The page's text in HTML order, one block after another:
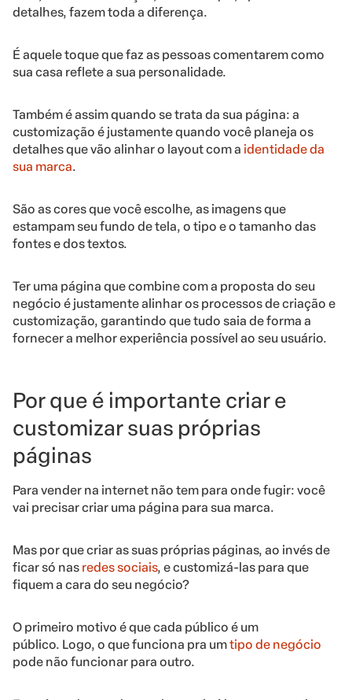
detalhes, fazem toda a diferença.
É aquele toque que faz as pessoas comentarem como
sua casa reflete a sua personalidade.
Também é assim quando se trata da sua página: a
customização é justamente quando você planeja os
detalhes que vão alinhar o layout com a identidade da
sua marca.
São as cores que você escolhe, as imagens que
estampam seu fundo de tela, o tipo e o tamanho das
fontes e dos textos.
Ter uma página que combine com a proposta do seu
negócio é justamente alinhar os processos de criação e
customização, garantindo que tudo saia de forma a
fornecer a melhor experiência possível ao seu usuário.
Por que é importante criar e
customizar suas próprias
páginas
Para vender na internet não tem para onde fugir: você
vai precisar criar uma página para sua marca.
Mas por que criar as suas próprias páginas, ao invés de
ficar só nas redes sociais, e customizá-las para que
fiquem a cara do seu negócio?
O primeiro motivo é que cada público é um
público. Logo, o que funciona pra umtipo de negócio
pode não funcionar para outro.